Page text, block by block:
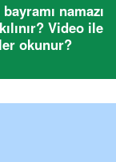
namazı
Video ile
okunur?